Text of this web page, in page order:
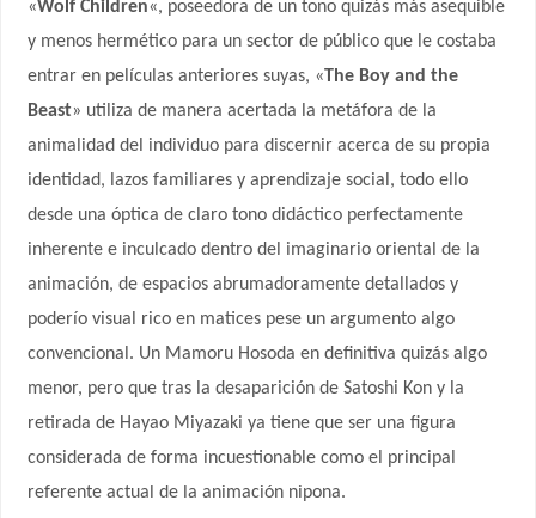
«Wolf Children«, poseedora de un tono quizás más asequible
y menos hermético para un sector de público que le costaba
entrar en películas anteriores suyas, «The Boy and the
Beast» utiliza de manera acertada la metáfora de la
animalidad del individuo para discernir acerca de su propia
identidad, lazos familiares y aprendizaje social, todo ello
desde una óptica de claro tono didáctico perfectamente
inherente e inculcado dentro del imaginario oriental de la
animación, de espacios abrumadoramente detallados y
poderío visual rico en matices pese un argumento algo
convencional. Un Mamoru Hosoda en definitiva quizás algo
menor, pero que tras la desaparición de Satoshi Kon y la
retirada de Hayao Miyazaki ya tiene que ser una figura
considerada de forma incuestionable como el principal
referente actual de la animación nipona.